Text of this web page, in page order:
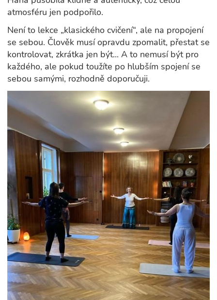
atmosféru jen podpořilo.
Není to lekce „klasického cvičení“, ale na propojení
se sebou. Člověk musí opravdu zpomalit, přestat se
kontrolovat, zkrátka jen být... A to nemusí být pro
každého, ale pokud toužíte po hlubším spojení se
sebou samými, rozhodně doporučuji.